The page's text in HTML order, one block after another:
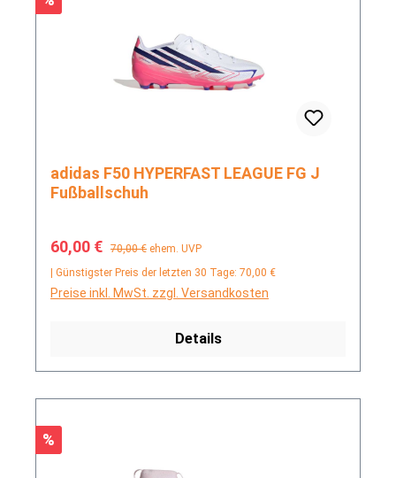
adidas F50 HYPERFAST LEAGUE FG J
Fußballschuh
Verkaufspreis:
60,00 € Regulärer Preis:
70,00 € ehem. UVP
| Günstigster Preis der letzten 30 Tage: 70,00 €
Preise inkl. MwSt. zzgl. Versandkosten
Details
Rabatt
%